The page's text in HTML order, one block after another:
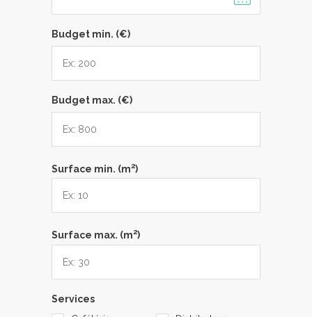
Budget min. (€)
Budget max. (€)
Surface min. (m2)
Surface max. (m2)
Services